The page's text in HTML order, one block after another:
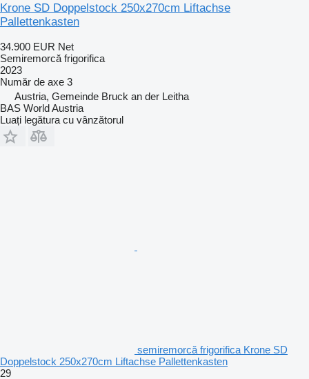
Krone SD Doppelstock 250x270cm Liftachse
Pallettenkasten
34.900 EUR Net
Semiremorcă frigorifica
2023
Număr de axe 3
Austria, Gemeinde Bruck an der Leitha
BAS World Austria
Luați legătura cu vânzătorul
semiremorcă frigorifica Krone SD
Doppelstock 250x270cm Liftachse Pallettenkasten
29